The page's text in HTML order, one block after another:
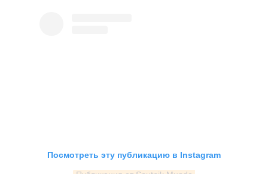
Посмотреть эту публикацию в Instagram